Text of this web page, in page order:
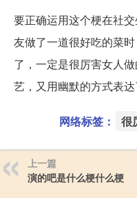
要正确运用这个梗在社
友做了一道很好吃的菜
了，一定是很厉害女人
艺，又用幽默的方式表达
网络标签： 很
上一篇
演的吧是什么梗什么梗